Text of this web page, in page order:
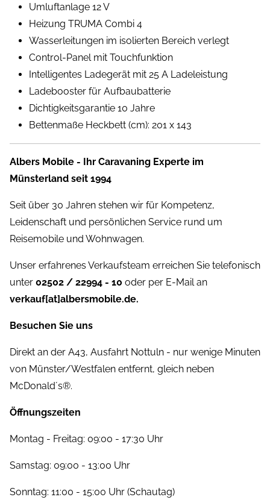
Umluftanlage 12 V
Heizung TRUMA Combi 4
Wasserleitungen im isolierten Bereich verlegt
Control-Panel mit Touchfunktion
Intelligentes Ladegerät mit 25 A Ladeleistung
Ladebooster für Aufbaubatterie
Dichtigkeitsgarantie 10 Jahre
Bettenmaße Heckbett (cm): 201 x 143
Albers Mobile - Ihr Caravaning Experte im
Münsterland seit 1994
Seit über 30 Jahren stehen wir für Kompetenz,
Leidenschaft und persönlichen Service rund um
Reisemobile und Wohnwagen.
Unser erfahrenes Verkaufsteam erreichen Sie telefonisch
unter 02502 / 22994 - 10 oder per E-Mail an
verkauf[at]albersmobile.de.
Besuchen Sie uns
Direkt an der A43, Ausfahrt Nottuln - nur wenige Minuten
von Münster/Westfalen entfernt, gleich neben
McDonald´s®.
Öffnungszeiten
Montag - Freitag: 09:00 - 17:30 Uhr
Samstag: 09:00 - 13:00 Uhr
Sonntag: 11:00 - 15:00 Uhr (Schautag)